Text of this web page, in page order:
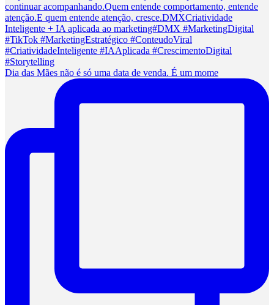
Dia das Mães não é só uma data de venda. É um mome